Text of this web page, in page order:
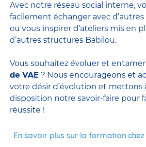
Avec notre réseau social interne,
facilement échanger avec
ou vous inspirer d’ateliers mis en
d’autres structures Babilou.
Vous souhaitez évoluer et
de VAE ? Nous encourageons et
votre désir d’évolution et mettons
disposition notre savoir-faire pour
réussite !
En savoir plus sur la formation